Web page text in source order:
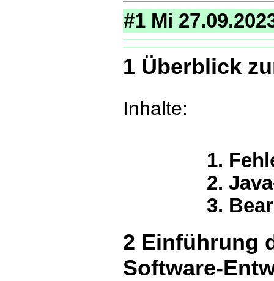
#1 Mi
1 Überblick
Inhalte:
2 Einführung
Software-